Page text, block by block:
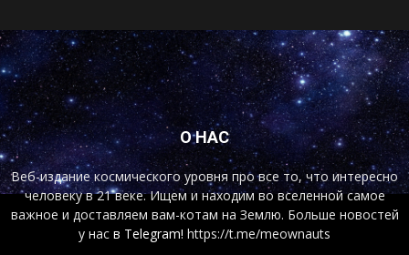
О НАС
Веб-издание космического уровня про все то, что интересно
человеку в 21 веке. Ищем и находим во вселенной самое
важное и доставляем вам-котам на Землю. Больше новостей
у нас в Telegram! https://t.me/meownauts